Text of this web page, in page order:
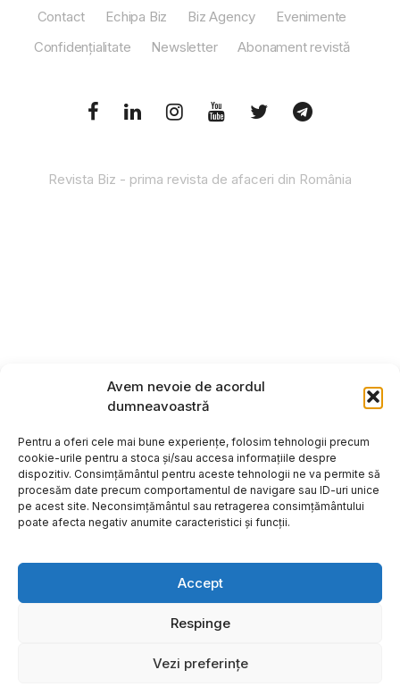
Avem nevoie de acordul
dumneavoastră
Pentru a oferi cele mai bune experiențe, folosim tehnologii precum
cookie-urile pentru a stoca și/sau accesa informațiile despre
dispozitiv. Consimțământul pentru aceste tehnologii ne va permite să
procesăm date precum comportamentul de navigare sau ID-uri unice
pe acest site. Neconsimțământul sau retragerea consimțământului
poate afecta negativ anumite caracteristici și funcții.
Accept
Respinge
Vezi preferințe
Contact Echipa Biz Biz Agency
Evenimente
Confidențialitate
Newsletter Abonament revistă
Revista Biz - prima revista de afaceri din România
Copyright ©2026